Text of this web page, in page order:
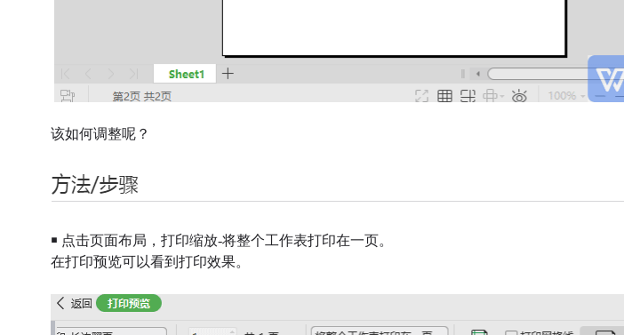
该如何调整呢？
￭ 点击页面布局，打印缩放-将整个工作表打印在一页。
在打印预览可以看到打印效果。